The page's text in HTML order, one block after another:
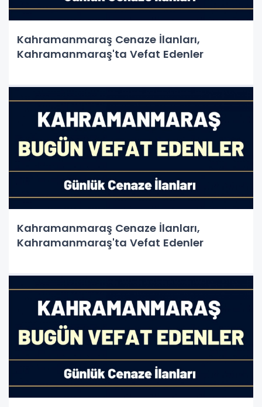
Kahramanmaraş Cenaze İlanları,
Kahramanmaraş'ta Vefat Edenler
Kahramanmaraş Cenaze İlanları,
Kahramanmaraş'ta Vefat Edenler